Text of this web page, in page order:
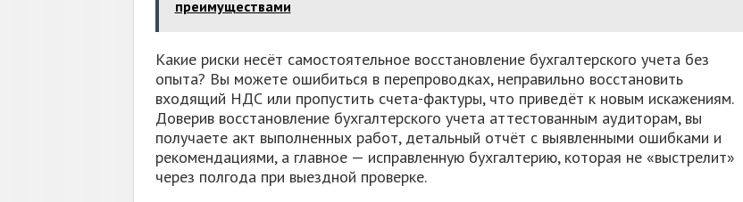
преимуществами
Какие риски несёт самостоятельное восстановление бухгалтерского учета без
опыта? Вы можете ошибиться в перепроводках, неправильно восстановить
входящий НДС или пропустить счета-фактуры, что приведёт к новым искажениям.
Доверив восстановление бухгалтерского учета аттестованным аудиторам, вы
получаете акт выполненных работ, детальный отчёт с выявленными ошибками и
рекомендациями, а главное — исправленную бухгалтерию, которая не «выстрелит»
через полгода при выездной проверке.